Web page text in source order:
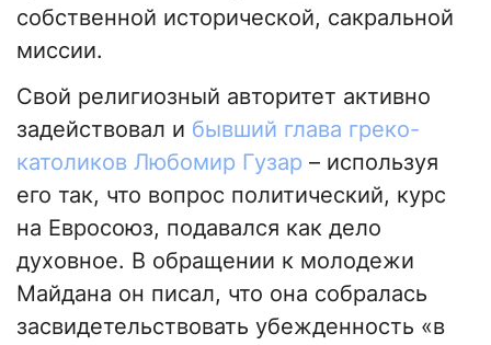
собственной исторической, сакральной
миссии.
Свой религиозный авторитет активно
задействовал и бывший глава греко-
католиков Любомир Гузар – используя
его так, что вопрос политический, курс
на Евросоюз, подавался как дело
духовное. В обращении к молодежи
Майдана он писал, что она собралась
засвидетельствовать убежденность «в